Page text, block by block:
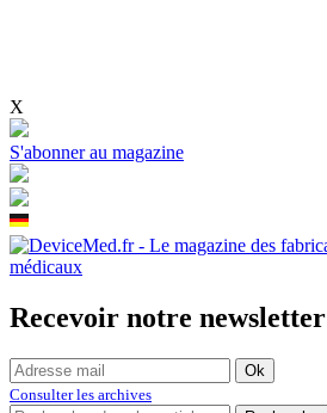
X
S'abonner au magazine
Recevoir notre newsletter
Consulter les archives